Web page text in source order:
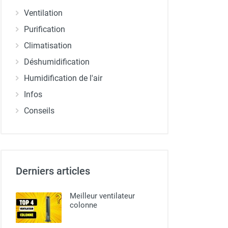
Ventilation
Purification
Climatisation
Déshumidification
Humidification de l'air
Infos
Conseils
Derniers articles
Meilleur ventilateur
colonne